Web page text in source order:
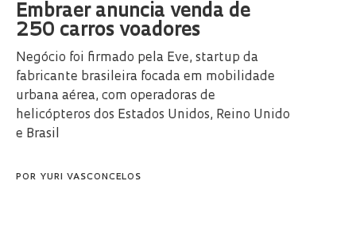
Embraer anuncia venda de
250 carros voadores
Negócio foi firmado pela Eve, startup da
fabricante brasileira focada em mobilidade
urbana aérea, com operadoras de
helicópteros dos Estados Unidos, Reino Unido
e Brasil
POR YURI VASCONCELOS